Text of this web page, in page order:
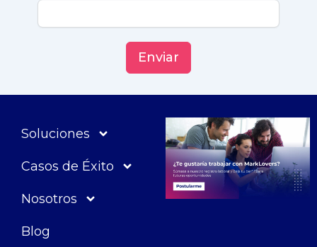
Enviar
Soluciones
Casos de Éxito
Nosotros
Blog